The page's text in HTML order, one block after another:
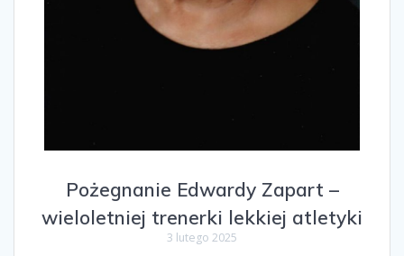
Pożegnanie Edwardy Zapart –
wieloletniej trenerki lekkiej atletyki
3 lutego 2025